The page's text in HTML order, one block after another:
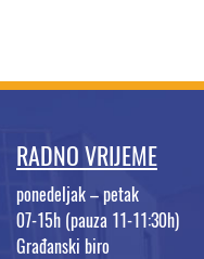
RADNO VRIJEME
ponedeljak – petak
07-15h (pauza 11-11:30h)
Građanski biro